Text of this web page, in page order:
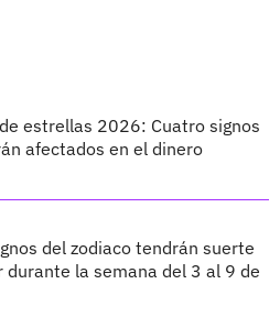
estrellas 2026: Cuatro signos
afectados en el dinero
del zodiaco tendrán suerte
durante la semana del 3 al 9 de